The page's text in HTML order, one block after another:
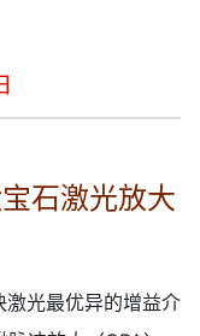
石激光放大
光最优异的增益介